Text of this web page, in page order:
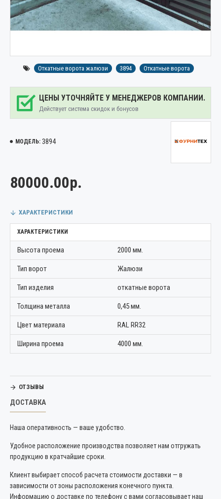
Откатные ворота жалюзи 3894 Откатные ворота
ЦЕНЫ УТОЧНЯЙТЕ У МЕНЕДЖЕРОВ КОМПАНИИ.
Действует система скидок и бонусов
МОДЕЛЬ: 3894
80000.00р.
ХАРАКТЕРИСТИКИ
ХАРАКТЕРИСТИКИ
Высота проема 2000 мм.
Тип ворот Жалюзи
Тип изделия откатные ворота
Толщина металла 0,45 мм.
Цвет материала RAL RR32
Ширина проема 4000 мм.
ОТЗЫВЫ
ДОСТАВКА
Наша оперативность — ваше удобство.
Удобное расположение производства позволяет нам отгружать
продукцию в кратчайшие сроки.
Клиент выбирает способ расчета стоимости доставки — в
зависимости от зоны расположения конечного пункта.
Информацию о доставке по телефону с вами согласовывает наш